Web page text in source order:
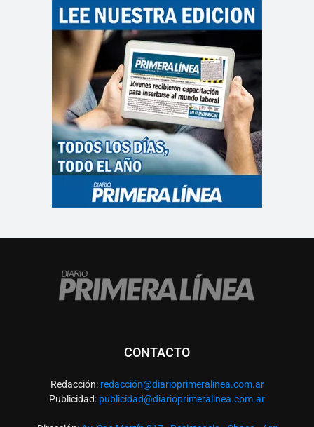
CONTACTO
Redacción: redacción@diarioprimeralinea.com.ar
Publicidad: publicidad@diarioprimeralinea.com.ar